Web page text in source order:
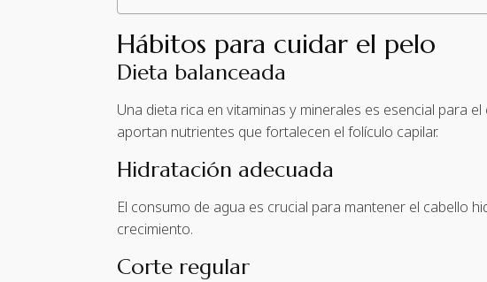
Hábitos para cuidar el pelo
Dieta balanceada
Una dieta rica en vitaminas y minerales es esencial para
aportan nutrientes que fortalecen el folículo capilar.
Hidratación adecuada
El consumo de agua es crucial para mantener el cabello
crecimiento.
Corte regular